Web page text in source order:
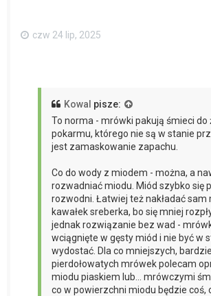
czw 24 lip, 2025
Kowal pisze:
To norma - mrówki pakują śmieci do
pokarmu, którego nie są w stanie
jest zamaskowanie zapachu.
Co do wody z miodem - można, a
rozwadniać miodu. Miód szybko się
rozwodni. Łatwiej też nakładać sam
kawałek sreberka, bo się mniej
jednak rozwiązanie bez wad -
wciągnięte w gęsty miód i nie być w
wydostać. Dla co mniejszych,
pierdołowatych mrówek polecam
miodu piaskiem lub... mrówczymi
co w powierzchni miodu będzie coś,